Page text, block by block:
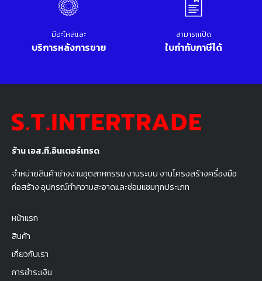
ร้าน เอส.ที.อินเตอร์เทรด
จำหน่ายสินค้าช่างงานอุตสาหกรรม งานระบบ งานโครงสร้างครื่องมือ
ก่อสร้าง อุปกรณ์ทำความสะอาดและซ่อมแซมทุกประเภท
หน้าแรก
สินค้า
เกี่ยวกับเรา
การชำระเงิน
มีอะไหล่และ
บริการหลังการขาย
สามารถเปิด
ใบกำกับภาษีได้